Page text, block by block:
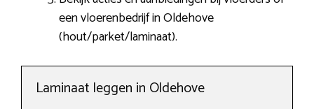
een vloerenbedrijf in Oldehove
(hout/parket/laminaat).
Laminaat leggen in Oldehove